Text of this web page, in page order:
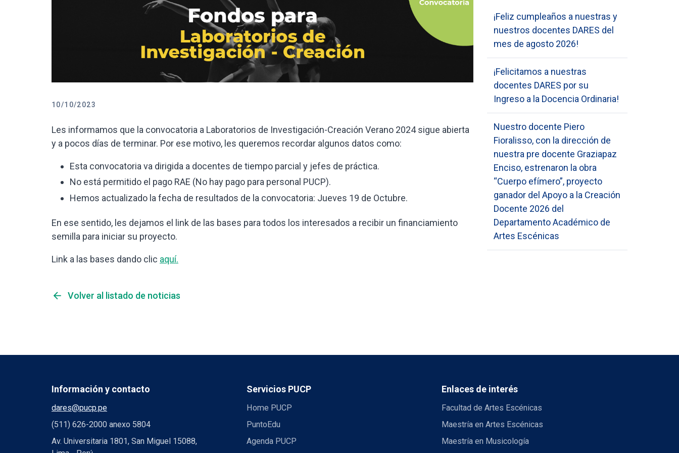
10/10/2023
Les informamos que la convocatoria a Laboratorios de Investigación-Creación Verano 2024 sigue abierta
y a pocos días de terminar. Por ese motivo, les queremos recordar algunos datos como:
Esta convocatoria va dirigida a docentes de tiempo parcial y jefes de práctica.
No está permitido el pago RAE (No hay pago para personal PUCP).
Hemos actualizado la fecha de resultados de la convocatoria: Jueves 19 de Octubre.
En ese sentido, les dejamos el link de las bases para todos los interesados a recibir un financiamiento
semilla para iniciar su proyecto.
Link a las bases dando clic aquí.
arrow_back Volver al listado de noticias
¡Feliz cumpleaños a nuestras y
nuestros docentes DARES del
mes de agosto 2026!
¡Felicitamos a nuestras
docentes DARES por su
Ingreso a la Docencia Ordinaria!
Nuestro docente Piero
Fioralisso, con la dirección de
nuestra pre docente Graziapaz
Enciso, estrenaron la obra
“Cuerpo efímero”, proyecto
ganador del Apoyo a la Creación
Docente 2026 del
Departamento Académico de
Artes Escénicas
Información y contacto
dares@pucp.pe
(511) 626-2000 anexo 5804
Av. Universitaria 1801, San Miguel 15088,
Servicios PUCP
Home PUCP
PuntoEdu
Agenda PUCP
Enlaces de interés
Facultad de Artes Escénicas
Maestría en Artes Escénicas
Maestría en Musicología